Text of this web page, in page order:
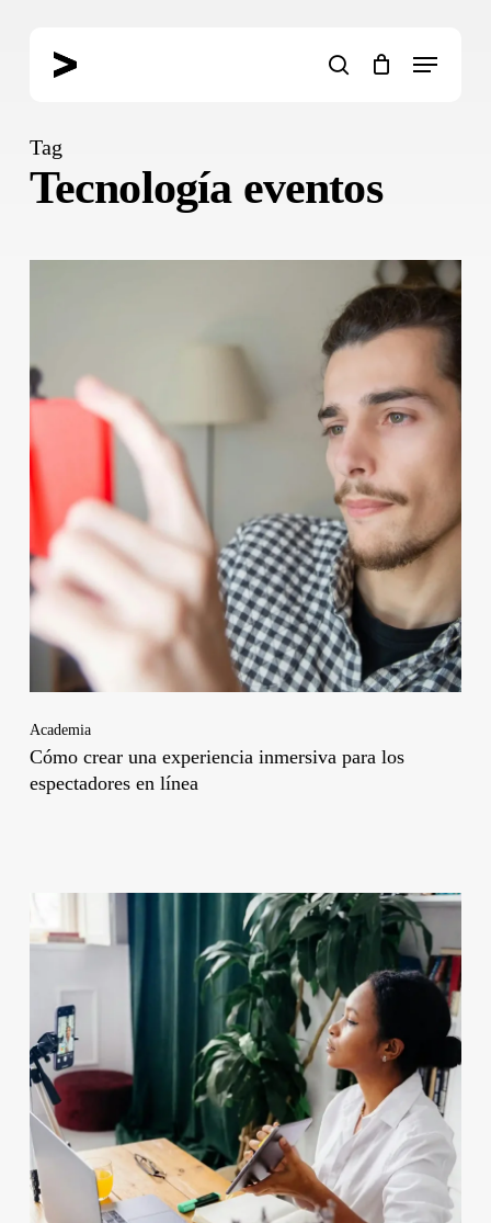
search
Menu
Tag
Tecnología eventos
Academia
Cómo crear una experiencia inmersiva para los
espectadores en línea